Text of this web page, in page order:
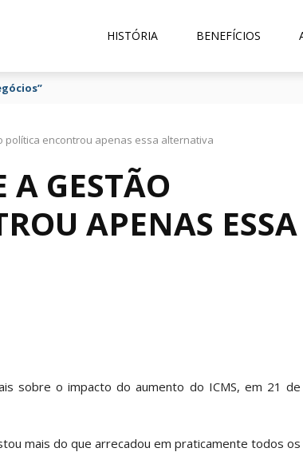
HISTÓRIA BENEFÍCIOS
política encontrou apenas essa alternativa
GESTÃO
APENAS ESSA
sobre o impacto do aumento do ICMS, em 21 de
mais do que arrecadou em praticamente todos os